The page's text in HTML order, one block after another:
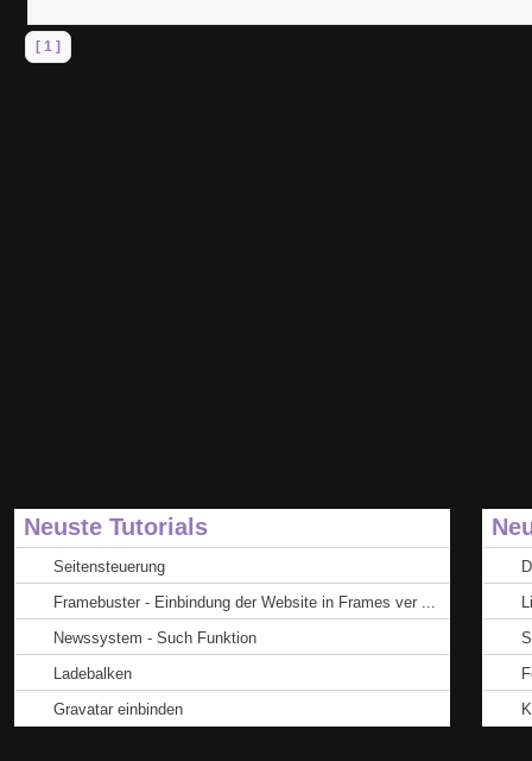
[ 1 ]
Neuste Tutorials
Seitensteuerung
Framebuster - Einbindung der Website in Frames ver ...
Newssystem - Such Funktion
Ladebalken
Gravatar einbinden